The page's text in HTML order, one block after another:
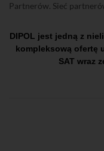
Partnerów. Sieć
DIPOL jest jedną z
kompleksową ofertę
SAT wraz